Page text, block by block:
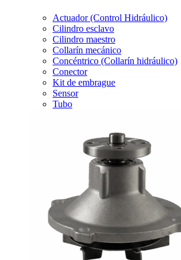
Actuador (Control Hidráulico)
Cilindro esclavo
Cilindro maestro
Collarín mecánico
Concéntrico (Collarín hidráulico)
Conector
Kit de embrague
Sensor
Tubo